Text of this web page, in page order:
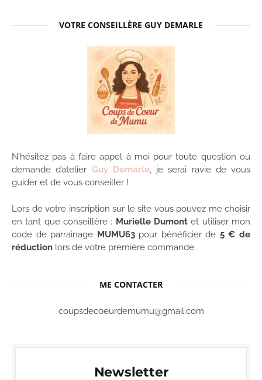
VOTRE CONSEILLÈRE GUY DEMARLE
N’hésitez pas à faire appel à moi pour toute question ou
demande d’atelier Guy Demarle, je serai ravie de vous
guider et de vous conseiller !
Lors de votre inscription sur le site vous pouvez me choisir
en tant que conseillère : Murielle Dumont et utiliser mon
code de parrainage MUMU63pour bénéficier de 5 € de
réduction lors de votre première commande.
ME CONTACTER
coupsdecoeurdemumu@gmail.com
Newsletter